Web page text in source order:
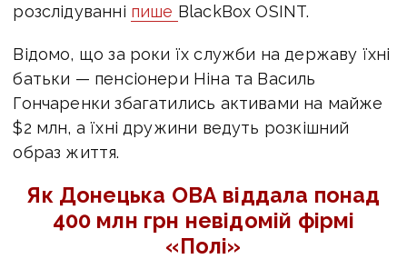
розслідуванні пише BlackBox OSINT.
Відомо, що за роки їх служби на державу їхні
батьки — пенсіонери Ніна та Василь
Гончаренки збагатились активами на майже
$2 млн, а їхні дружини ведуть розкішний
образ життя.
Як Донецька ОВА віддала понад
400 млн грн невідомій фірмі
«Полі»